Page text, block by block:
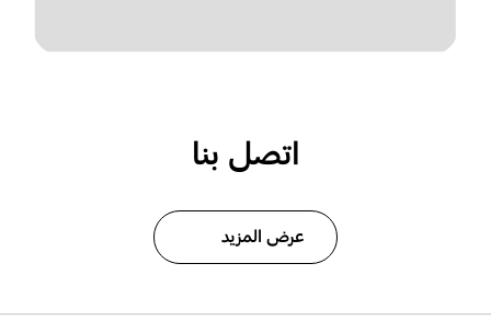
اتصل بنا
عرض المزيد